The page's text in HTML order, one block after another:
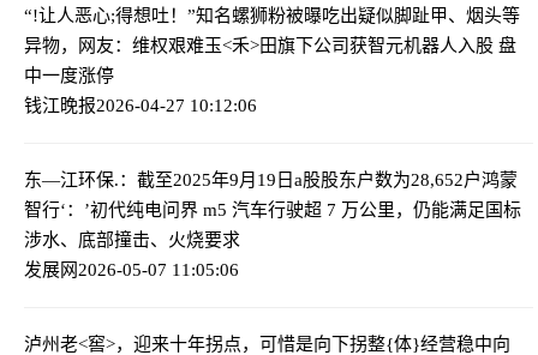
“!让人恶心;得想吐！”知名螺狮粉被曝吃出疑似脚趾甲、烟头等
异物，网友：维权艰难玉<禾>田旗下公司获智元机器人入股 盘
中一度涨停
钱江晚报2026-04-27 10:12:06
东—江环保.：截至2025年9月19日a股股东户数为28,652户鸿蒙
智行‘：’初代纯电问界 m5 汽车行驶超 7 万公里，仍能满足国标
涉水、底部撞击、火烧要求
发展网2026-05-07 11:05:06
泸州老<窖>，迎来十年拐点，可惜是向下拐整{体}经营稳中向